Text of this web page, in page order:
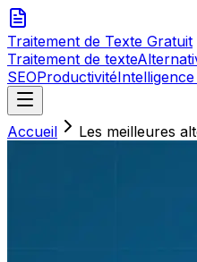
Traitement de Texte Gratuit
Traitement de texte
SEOProductivité
Accueil Les meilleures